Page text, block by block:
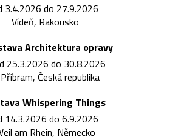
3.4.2026 do 27.9.2026
Vídeň, Rakousko
Architektura opravy
25.3.2026 do 30.8.2026
Příbram, Česká republika
Whispering Things
14.3.2026 do 6.9.2026
am Rhein, Německo